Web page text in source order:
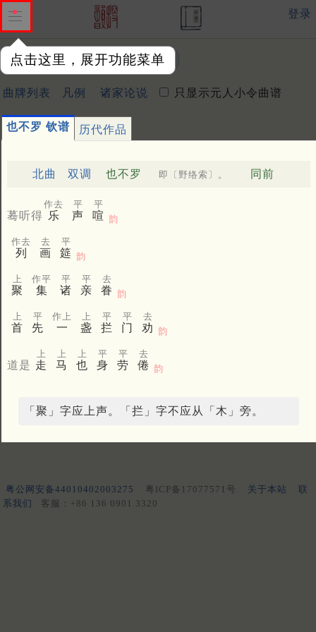
点击这里，展开功能菜单
登录
曲牌：
曲牌列表 凡例 诸家论说 只显示元人小令曲谱
也不罗 钦谱 历代作品
北曲 双调 也不罗 即〔野络索〕。 同前
蓦听得 乐
作去
声
平
喧
平
韵
列
作去
画
去
筵
平
韵
聚
上
集
作平
诸
平
亲
平
眷
去
韵
首
上
先
平
一
作上
盏
上
拦
平
门
平
劝
去
韵
道是 走
上
马
上
也
上
身
平
劳
平
倦
去
韵
「聚」字应上声。「拦」字不应从「木」旁。
粤公网安备44010402003275 粤ICP备17077571号 关于本站
联
系我们
客服：+86 136 0901 3320